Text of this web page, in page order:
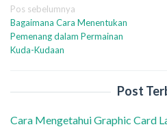
Navigasi
pos
Pos sebelumnya
Bagaimana Cara Menentukan
Pemenang dalam Permainan
Kuda-Kudaan
Post
Cara Mengetahui Graphic Card